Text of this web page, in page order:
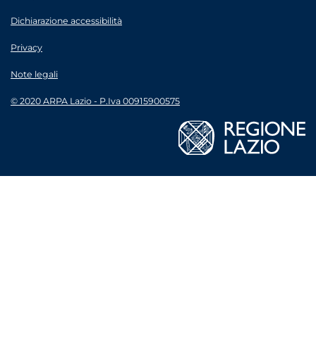
Dichiarazione accessibilità
Privacy
Note legali
© 2020 ARPA Lazio - P.Iva 00915900575